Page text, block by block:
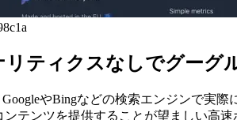
リティクスなしでグーグ